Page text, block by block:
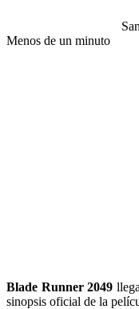
Menos de un minuto
Blade Runner 2049
sinopsis oficial de la